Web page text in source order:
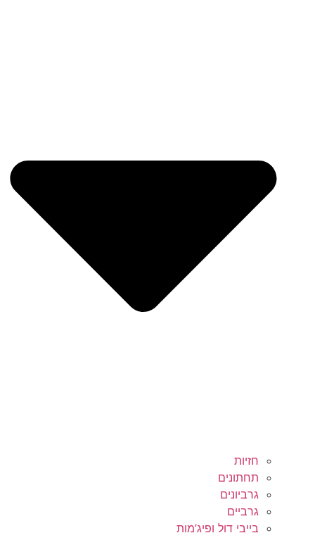
תחתונים
גרביונים
גרביים
בייבי דול ופיג’מות